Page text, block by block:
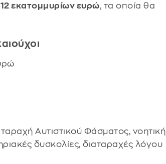
12 εκατομμυρίων ευρώ, τα οποία θα
Αυτιστικού Φάσματος, νοητική
δυσκολίες, διαταραχές λόγου